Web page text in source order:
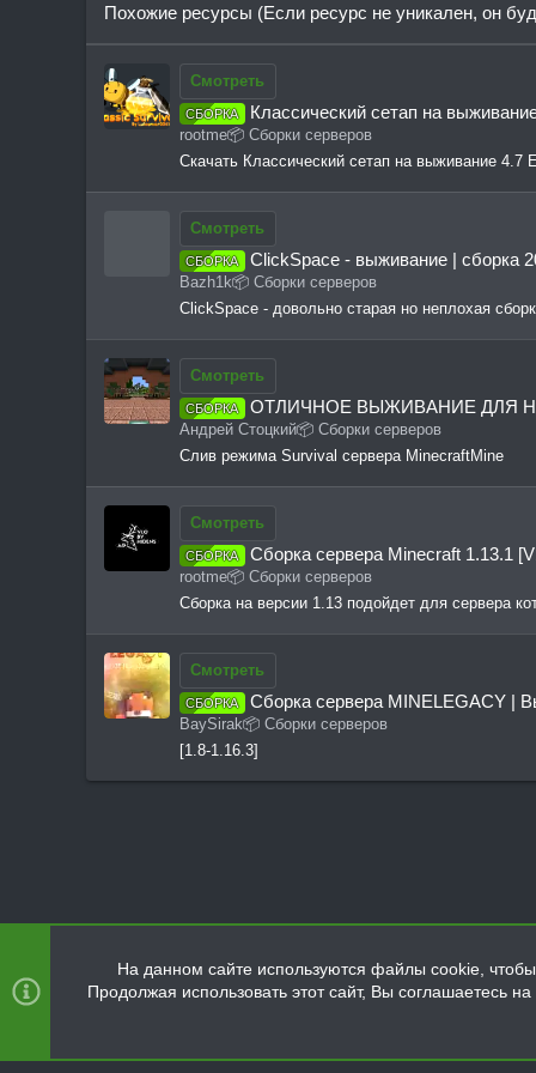
ц
:
Похожие ресурсы (Если ресурс не уникален, он
Смотреть
СБОРКА Классический сетап на
rootme📦 Сборки серверов
Скачать Классический сетап на выживание 4.7
н
к
а
е
с
у
с
а
Смотреть
СБОРКА ClickSpace - выживание | сборка
Bazh1k📦 Сборки серверов
ClickSpace - довольно старая но неплохая
Смотреть
СБОРКА ОТЛИЧНОЕ ВЫЖИВАНИЕ ДЛЯ
Андрей Стоцкий📦 Сборки серверов
Слив режима Survival сервера MinecraftMine
Смотреть
СБОРКА Сборка сервера Minecraft 1.13.1
rootme📦 Сборки серверов
Сборка на версии 1.13 подойдет для сервера
Смотреть
СБОРКА Сборка сервера MINELEGACY |
BaySirak📦 Сборки серверов
[1.8-1.16.3]
На данном сайте используются файлы cookie, чтобы
Продолжая использовать этот сайт, Вы соглашаетесь